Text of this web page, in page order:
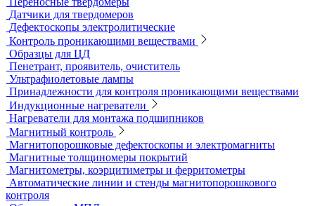
Твердометрия (контроль твердости)
Ультразвуковые твердомеры
Динамические твердомеры
Стационарные твердомеры
Комбинированные твердомеры
Комплектующие к твердомерам
Меры твердости
Микротвердомеры
Нанотвердомеры
Портативные твердомеры
Твердомеры резины и пластмасс (дюрометры)
Универсальные твердомеры
Переносные твердомеры
Датчики для твердомеров
Дефектоскопы электролитические